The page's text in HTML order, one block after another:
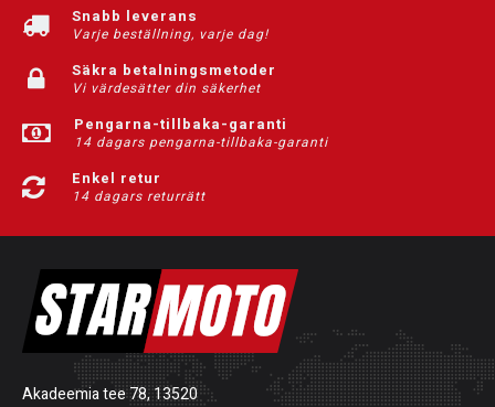
Snabb leverans
Varje beställning, varje dag!
Säkra betalningsmetoder
Vi värdesätter din säkerhet
Pengarna-tillbaka-garanti
14 dagars pengarna-tillbaka-garanti
Enkel retur
14 dagars returrätt
Akadeemia tee 78, 13520